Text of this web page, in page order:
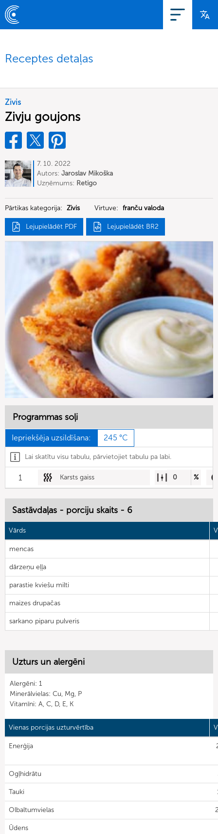
Receptes detaļas
Zivis
Zivju goujons
7. 10. 2022
Autors: Jaroslav Mikoška
Uzņēmums: Retigo
Pārtikas kategorija: Zivis Virtuve: franču valoda
Lejupielādēt PDF Lejupielādēt BR2
Programmas soļi
Iepriekšēja uzsildīšana: 245 °C
Lai skatītu visu tabulu, pārvietojiet tabulu pa labi.
1 Karsts gaiss 0 %
Sastāvdaļas - porciju skaits - 6
Vārds
mencas
dārzeņu eļļa
parastie kviešu milti
maizes drupačas
sarkano piparu pulveris
Uzturs un alergēni
Alergēni: 1
Minerālvielas: Cu, Mg, P
Vitamīni: A, C, D, E, K
Vienas porcijas uzturvērtība
Enerģija
Ogļhidrātu
Tauki
Olbaltumvielas
Ūdens